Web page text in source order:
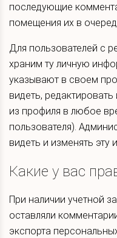
последующие
помещения их в
Для пользователей с
храним ту личную
указывают в своем
видеть,
из профиля в любое
пользователя).
видеть и изменять
Какие у вас
При наличии учетной
оставляли
экспорта